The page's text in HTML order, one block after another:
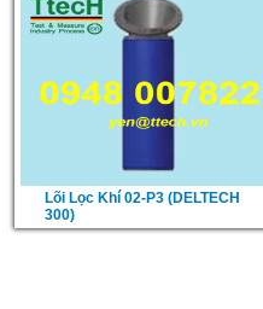
Lõi Lọc Khí 02-P3 (DELTECH
300)